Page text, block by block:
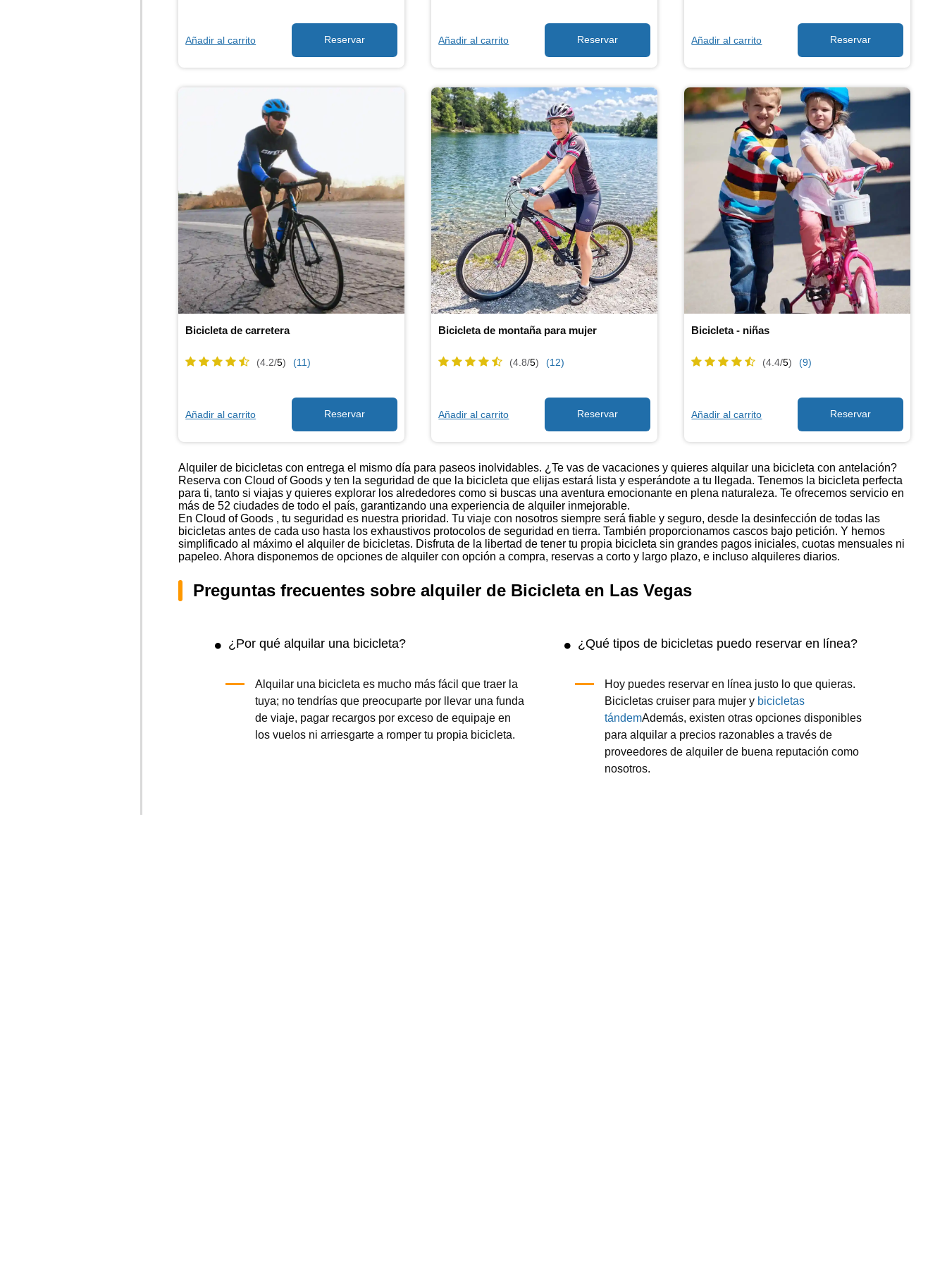
Añadir al carrito Añadir al carrito Añadir al carrito
Bicicleta de carretera
(4.2/5) (11)
Añadir al carrito
Bicicleta de montaña para mujer
(4.8/5) (12)
Añadir al carrito
Bicicleta - niñas
(4.4/5) (9)
Añadir al carrito
Alquiler de bicicletas con entrega el mismo día para paseos inolvidables. ¿Te vas de vacaciones y quieres alquilar una bicicleta con antelación?
Reserva con Cloud of Goods y ten la seguridad de que la bicicleta que elijas estará lista y esperándote a tu llegada. Tenemos la bicicleta perfecta
para ti, tanto si viajas y quieres explorar los alrededores como si buscas una aventura emocionante en plena naturaleza. Te ofrecemos servicio en
más de 52 ciudades de todo el país, garantizando una experiencia de alquiler inmejorable.
En Cloud of Goods , tu seguridad es nuestra prioridad. Tu viaje con nosotros siempre será fiable y seguro, desde la desinfección de todas las
bicicletas antes de cada uso hasta los exhaustivos protocolos de seguridad en tierra. También proporcionamos cascos bajo petición. Y hemos
simplificado al máximo el alquiler de bicicletas. Disfruta de la libertad de tener tu propia bicicleta sin grandes pagos iniciales, cuotas mensuales ni
papeleo. Ahora disponemos de opciones de alquiler con opción a compra, reservas a corto y largo plazo, e incluso alquileres diarios.
Preguntas frecuentes sobre alquiler de Bicicleta en Las Vegas
¿Por qué alquilar una bicicleta?
Alquilar una bicicleta es mucho más fácil que traer la
tuya; no tendrías que preocuparte por llevar una funda
de viaje, pagar recargos por exceso de equipaje en
los vuelos ni arriesgarte a romper tu propia bicicleta.
¿Qué tipos de bicicletas puedo reservar en línea?
Hoy puedes reservar en línea justo lo que quieras.
Bicicletas cruiser para mujer y bicicletas
tándemAdemás, existen otras opciones disponibles
para alquilar a precios razonables a través de
proveedores de alquiler de buena reputación como
nosotros.